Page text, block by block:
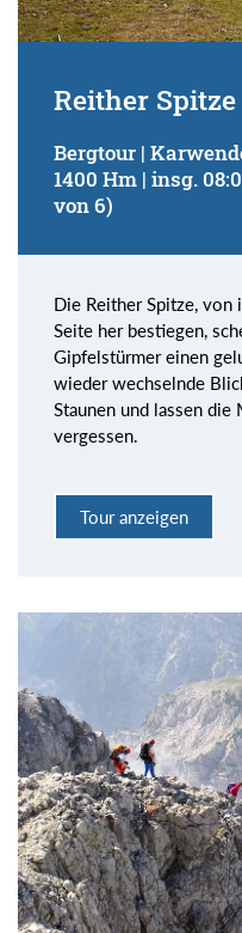
Reither Spitze
Bergtour |
1400 Hm | insg.
von 6)
Die Reither Spitze, von
Seite her bestiegen,
Gipfelstürmer einen
wieder wechselnde
Staunen und lassen die
vergessen.
Tour anzeigen